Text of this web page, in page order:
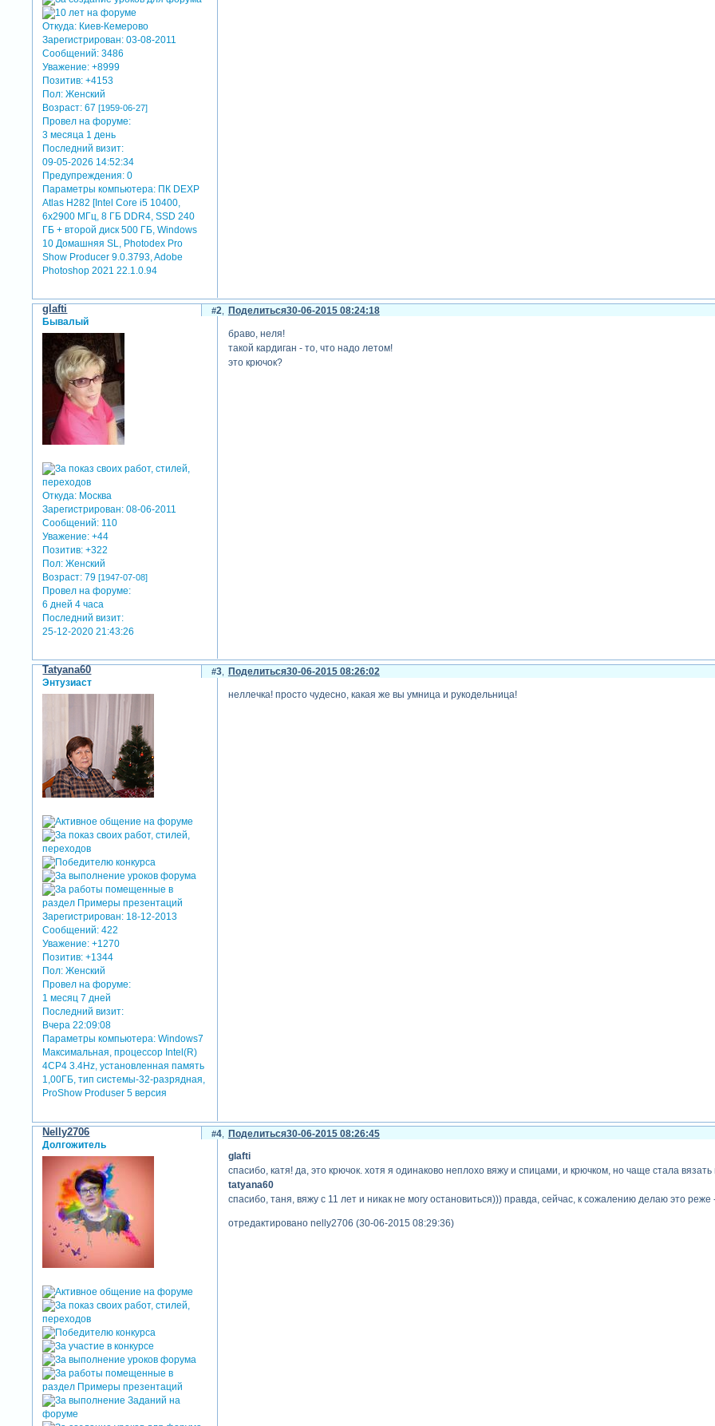
Откуда: Киев-Кемерово
Зарегистрирован: 03-08-2011
Сообщений: 3486
Уважение: +8999
Позитив: +4153
Пол: Женский
Возраст: 67[1959-06-27]
Провел на форуме:
3 месяца 1 день
Последний визит:
09-05-2026 14:52:34
Предупреждения: 0
Параметры компьютера: ПК DEXP
Atlas H282 [Intel Core i5 10400,
6x2900 МГц, 8 ГБ DDR4, SSD 240
ГБ + второй диск 500 ГБ, Windows
10 Домашняя SL, Photodex Pro
Show Producer 9.0.3793, Adobe
Photoshop 2021 22.1.0.94
Поделиться
2 30-06-2015 08:24:18
glafti
Бывалый
Откуда: Москва
Зарегистрирован: 08-06-2011
Сообщений: 110
Уважение: +44
Позитив: +322
Пол: Женский
Возраст: 79[1947-07-08]
Провел на форуме:
6 дней 4 часа
Последний визит:
25-12-2020 21:43:26
браво, неля!
такой кардиган - то, что надо летом!
это крючок?
Поделиться
3 30-06-2015 08:26:02
Tatyana60
Энтузиаст
Зарегистрирован: 18-12-2013
Сообщений: 422
Уважение: +1270
Позитив: +1344
Пол: Женский
Провел на форуме:
1 месяц 7 дней
Последний визит:
Вчера 22:09:08
Параметры компьютера: Windows7
Максимальная, процессор Intel(R)
4CP4 3.4Hz, установленная память
1,00ГБ, тип системы-32-разрядная,
ProShow Produser 5 версия
неллечка! просто чудесно, какая же вы умница и рукодельница!
Поделиться
4 30-06-2015 08:26:45
Nelly2706
Долгожитель
glafti
спасибо, катя! да, это крючок. хотя я одинаково неплохо вяжу и спицами, и крючком, но чаще стала
tatyana60
спасибо, таня, вяжу с 11 лет и никак не могу остановиться))) правда, сейчас, к сожалению делаю это реже
отредактировано nelly2706 (30-06-2015 08:29:36)